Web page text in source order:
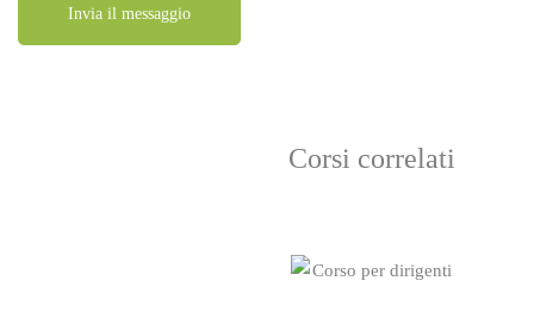
Invia il messaggio
Corsi correlati